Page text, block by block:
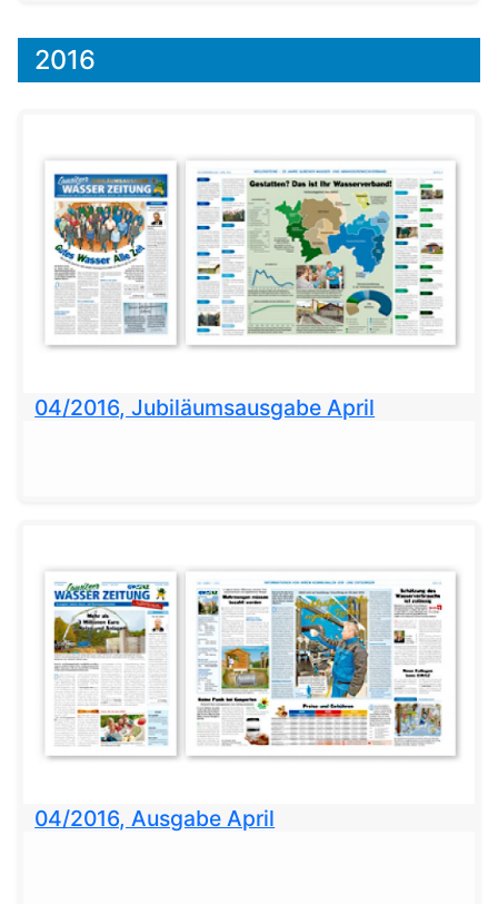
2016
04/2016, Jubiläumsausgabe April
04/2016, Ausgabe April